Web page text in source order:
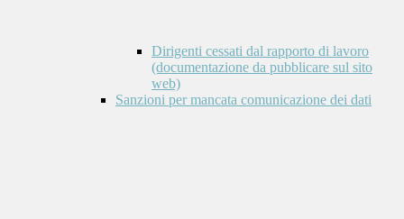
Dirigenti cessati dal rapporto di lavoro
(documentazione da pubblicare sul sito
web)
Sanzioni per mancata comunicazione dei dati